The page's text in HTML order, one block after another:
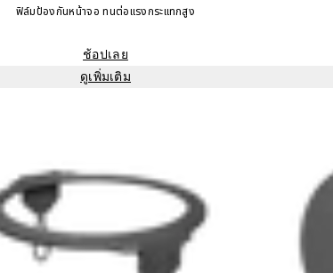
ฟิล์มป้องกันหน้าจอ ทนต่อแรงกระแทกสูง
ช้อปเลย
ดูเพิ่มเติม